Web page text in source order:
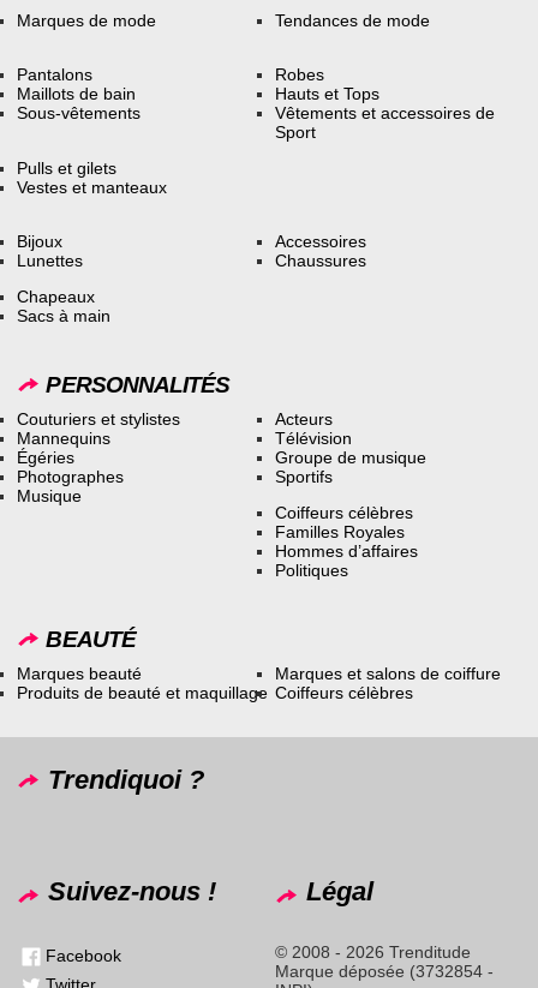
Marques de mode Tendances de mode
Pantalons
Maillots de bain
Sous-vêtements
Robes
Hauts et Tops
Vêtements et accessoires de
Sport
Pulls et gilets
Vestes et manteaux
Bijoux
Lunettes
Accessoires
Chaussures
Chapeaux
Sacs à main
PERSONNALITÉS
Couturiers et stylistes
Mannequins
Égéries
Photographes
Musique
Acteurs
Télévision
Groupe de musique
Sportifs
Coiffeurs célèbres
Familles Royales
Hommes d’affaires
Politiques
BEAUTÉ
Marques beauté
Produits de beauté et maquillage
Marques et salons de coiffure
Coiffeurs célèbres
Trendiquoi ?
Suivez-nous !
Facebook
Légal
© 2008 - 2026 Trenditude
Marque déposée (3732854 -